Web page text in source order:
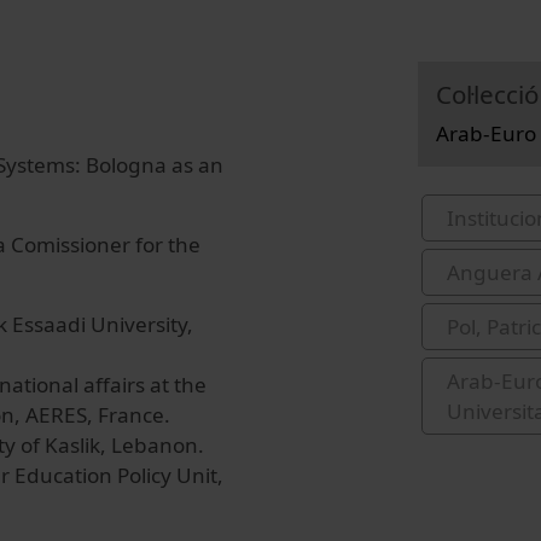
Bologna as an
Comissioner for the
University,
affairs at the
AERES, France.
of Kaslik, Lebanon.
Education Policy Unit,
Col·lecció
Arab-
Anguera
Pol,
Arab-